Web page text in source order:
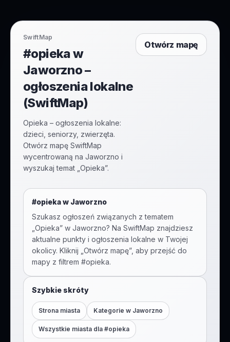
SwiftMap
#opieka w
Jaworzno –
ogłoszenia lokalne
(SwiftMap)
Opieka – ogłoszenia lokalne:
dzieci, seniorzy, zwierzęta.
Otwórz mapę SwiftMap
wycentrowaną na Jaworzno i
wyszukaj temat „Opieka”.
Otwórz mapę
#opiekaw Jaworzno
Szukasz ogłoszeń związanych z tematem
Opieka” w Jaworzno? Na SwiftMap znajdziesz
aktualne punkty i ogłoszenia lokalne w Twojej
okolicy. Kliknij „Otwórz mapę”, aby przejść do
mapy z filtrem #opieka.
Szybkie skróty
Strona miasta Kategorie w Jaworzno
Wszystkie miasta dla #opieka